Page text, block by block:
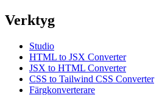
Verktyg
Studio
HTML to JSX Converter
JSX to HTML Converter
CSS to Tailwind CSS Converter
Färgkonverterare